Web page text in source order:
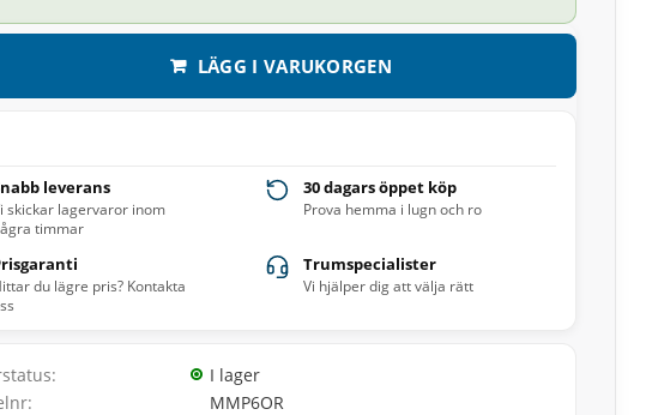
LÄGG I VARUKORGEN
leverans
skickar lagervaror inom
timmar
30 dagars öppet köp
Prova hemma i lugn och ro
du lägre pris? Kontakta
Trumspecialister
Vi hjälper dig att välja rätt
I lager
MMP6OR